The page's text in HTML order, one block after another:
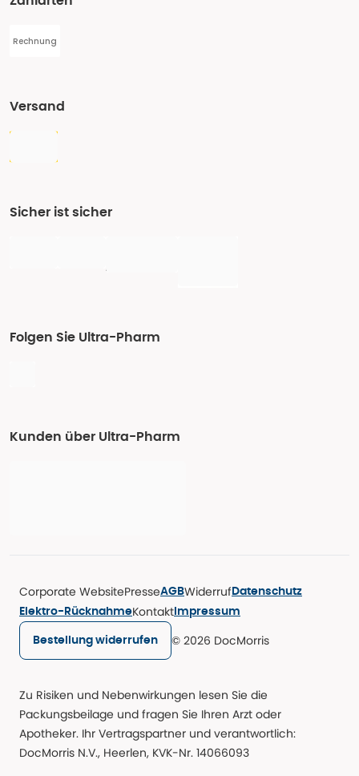
Rechnung
Versand
Sicher ist sicher
Folgen Sie Ultra-Pharm
Kunden über Ultra-Pharm
Corporate WebsitePresseAGBWiderruf Datenschutz
Elektro-RücknahmeKontakt Impressum
Bestellung widerrufen © 2026 DocMorris
Zu Risiken und Nebenwirkungen lesen Sie die
Packungsbeilage und fragen Sie Ihren Arzt oder
Apotheker. Ihr Vertragspartner und verantwortlich:
DocMorris N.V., Heerlen, KVK-Nr. 14066093